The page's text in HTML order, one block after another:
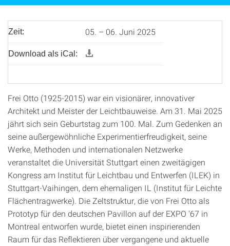
Zeit: 05. – 06. Juni 2025
Download als iCal:
Frei Otto (1925-2015) war ein visionärer, innovativer
Architekt und Meister der Leichtbauweise. Am 31. Mai 2025
jährt sich sein Geburtstag zum 100. Mal. Zum Gedenken an
seine außergewöhnliche Experimentierfreudigkeit, seine
Werke, Methoden und internationalen Netzwerke
veranstaltet die Universität Stuttgart einen zweitägigen
Kongress am Institut für Leichtbau und Entwerfen (ILEK) in
Stuttgart-Vaihingen, dem ehemaligen IL (Institut für Leichte
Flächentragwerke). Die Zeltstruktur, die von Frei Otto als
Prototyp für den deutschen Pavillon auf der EXPO '67 in
Montreal entworfen wurde, bietet einen inspirierenden
Raum für das Reflektieren über vergangene und aktuelle